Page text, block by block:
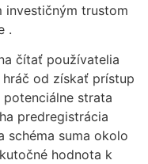
investičným trustom
.
čítať používatelia
od získať prístup
strata
predregistrácia
schéma suma okolo
hodnota k